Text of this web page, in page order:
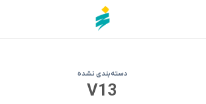
دسته‌بندی نشده
V13